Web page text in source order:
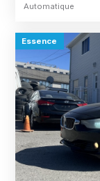
Automatique
Essence